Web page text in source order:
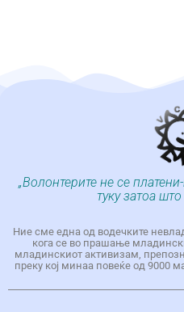
„Волонтерите не се
туку затоа
Ние сме една од водечките
кога се во прашање
младинскиот активизам,
преку кој минаа повеќе од 9000